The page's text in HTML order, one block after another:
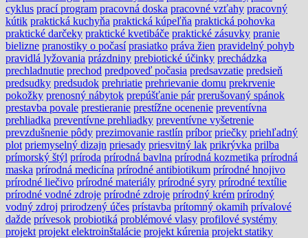
cyklus prací program pracovná doska pracovné vzťahy pracovný
kútik praktická kuchyňa praktická kúpeľňa praktická pohovka
praktické darčeky praktické kvetibáče praktické zásuvky pranie
bielizne pranostiky o počasí prasiatko práva žien pravidelný pohyb
pravidlá lyžovania prázdniny prebiotické účinky prechádzka
prechladnutie prechod predpoveď počasia predsavzatie predsieň
predsudky predsudok prehriatie prehrievanie domu prekrvenie
pokožky prenosný nábytok prepúšťanie pár prerušovaný spánok
prestavba povale prestieranie prestížne ocenenie preventívna
prehliadka preventívne prehliadky preventívne vyšetrenie
prevzdušnenie pôdy prezimovanie rastlín príbor priečky priehľadný
plot priemyselný dizajn priesady priesvitný lak prikrývka prilba
prímorský štýl príroda prírodná bavlna prírodná kozmetika prírodná
maska prírodná medicína prírodné antibiotikum prírodné hnojivo
prírodné liečivo prírodné materiály prírodné syry prírodné textílie
prírodné vodné zdroje prírodné zdroje prírodný krém prírodný
vodný zdroj prirodzený účes prístavba prítomný okamih prívalové
dažde prívesok probiotiká problémové vlasy profilové systémy
projekt projekt elektroinštalácie projekt kúrenia projekt statiky